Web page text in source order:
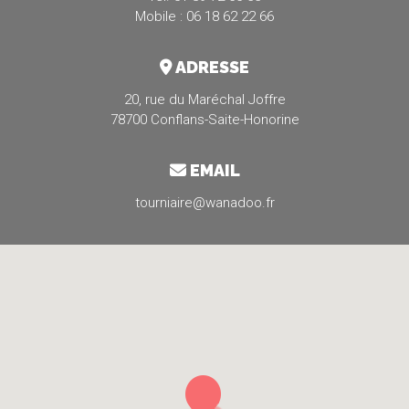
Mobile : 06 18 62 22 66
ADRESSE
20, rue du Maréchal Joffre
78700 Conflans-Saite-Honorine
EMAIL
tourniaire@wanadoo.fr